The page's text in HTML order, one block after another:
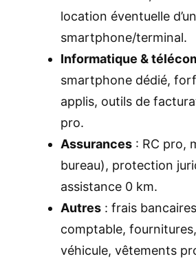
location éventuelle d’un
smartphone/terminal.
Informatique &
smartphone dédié,
applis, outils de
pro.
Assurances : RC pro,
bureau), protection
assistance 0 km.
Autres : frais
comptable,
véhicule, vêtements